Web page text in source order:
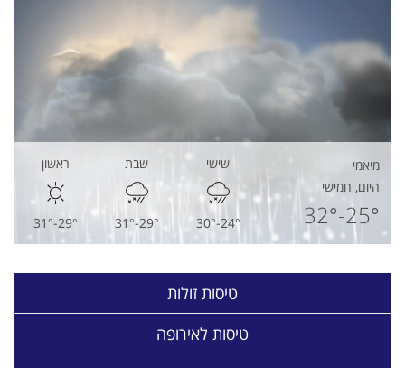
מיאמי
היום, חמישי
25°-32°
שישי
24°-30°
שבת
29°-31°
ראשון
29°-31°
טיסות זולות
טיסות לאירופה